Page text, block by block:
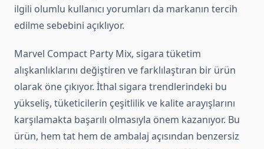
ilgili olumlu kullanıcı yorumları da markanın tercih
edilme sebebini açıklıyor.
Marvel Compact Party Mix, sigara tüketim
alışkanlıklarını değiştiren ve farklılaştıran bir ürün
olarak öne çıkıyor. İthal sigara trendlerindeki bu
yükseliş, tüketicilerin çeşitlilik ve kalite arayışlarını
karşılamakta başarılı olmasıyla önem kazanıyor. Bu
ürün, hem tat hem de ambalaj açısından benzersiz